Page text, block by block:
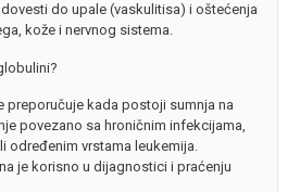
do upale (vaskulitisa) i oštećenja
kože i nervnog sistema.
preporučuje kada postoji sumnja na
povezano sa hroničnim infekcijama,
određenim vrstama leukemija.
je korisno u dijagnostici i praćenju